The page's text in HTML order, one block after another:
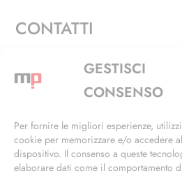
GESTISCI
CONSENSO
Per fornire le migliori esperienze,
cookie per memorizzare e/o accedere
dispositivo. Il consenso a queste
elaborare dati come il comportamento
CONTATTI
Via Alfieri, 27 - Trezzano Sul
+39 02 4846 3155
info@masterphil.it